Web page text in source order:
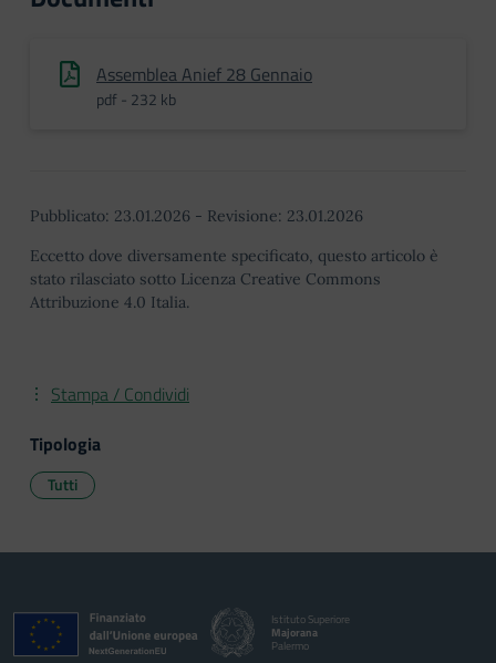
Assemblea Anief 28 Gennaio
pdf - 232 kb
Pubblicato: 23.01.2026 - Revisione: 23.01.2026
Eccetto dove diversamente specificato, questo articolo è
stato rilasciato sotto Licenza Creative Commons
Attribuzione 4.0 Italia.
Stampa / Condividi
Tipologia
Tutti
Istituto Superiore
Majorana
Palermo